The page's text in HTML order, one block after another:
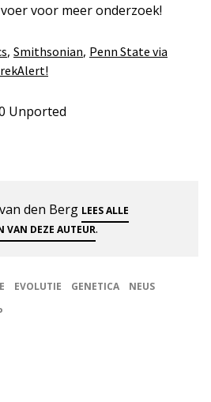
voor meer onderzoek!
, Smithsonian, Penn State via
Unported
den Berg LEES ALLE
VAN DEZE AUTEUR.
EVOLUTIE GENETICA
NEUS